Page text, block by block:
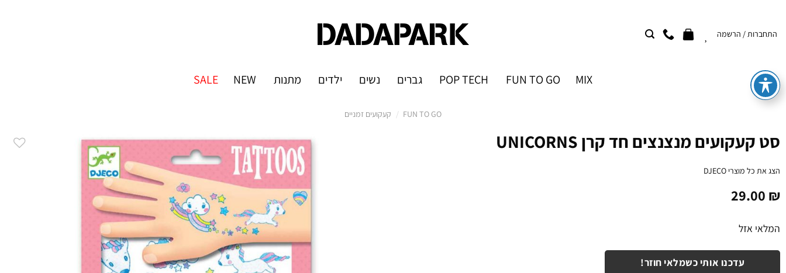
content
התחברות / הרשמה
MIX
FUN TO GO
POP TECH גברים נשים ילדים מתנות NEW
SALE
FUN TO GO
/ קעקועים זמניים
סט קעקועים מנצנצים חד קרן UNICORNS
הצג את כל מוצרי DJECO
29.00 ₪
המלאי אזל
עדכנו אותי כשמלאי חוזר!